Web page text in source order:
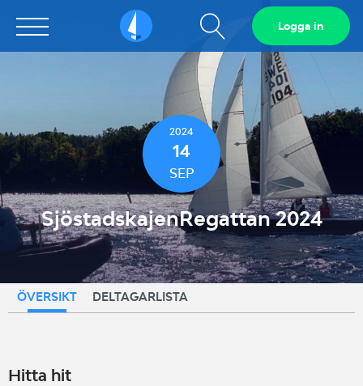
Sailarena Visa
sökfält
Logga in
2024
14
SEP
SjöstadskajenRegattan 2024
ÖVERSIKT DELTAGARLISTA
Hitta hit